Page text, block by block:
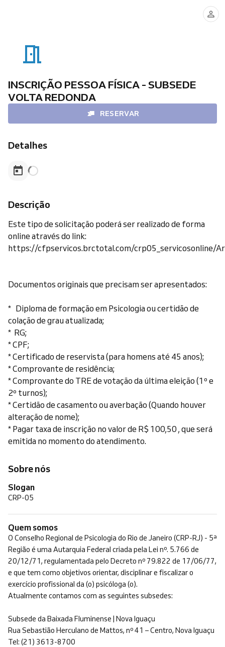
INSCRIÇÃO PESSOA FÍSICA - SUBSEDE
VOLTA REDONDA
RESERVAR
Detalhes
Descrição
Este tipo de solicitação poderá ser realizado de forma
online através do link:
https://cfpservicos.brctotal.com/crp05_servicosonline/
Documentos originais que precisam ser apresentados:
* Diploma de formação em Psicologia ou certidão de
colação de grau atualizada;
* RG;
* CPF;
* Certificado de reservista (para homens até 45 anos);
* Comprovante de residência;
* Comprovante do TRE de votação da última eleição (1º e
2º turnos);
* Certidão de casamento ou averbação (Quando houver
alteração de nome);
* Pagar taxa de inscrição no valor de R$ 100,50 , que será
emitida no momento do atendimento.
Sobre nós
Slogan
CRP-05
Quem somos
O Conselho Regional de Psicologia do Rio de Janeiro (CRP-RJ) - 5ª
Região é uma Autarquia Federal criada pela Lei nº. 5.766 de
20/12/71, regulamentada pelo Decreto nº 79.822 de 17/06/77,
e que tem como objetivos orientar, disciplinar e fiscalizar o
exercício profissional da (o) psicóloga (o).
Atualmente contamos com as seguintes subsedes:
Subsede da Baixada Fluminense | Nova Iguaçu
Rua Sebastião Herculano de Mattos, nº 41 – Centro, Nova Iguaçu
Tel: (21) 3613-8700